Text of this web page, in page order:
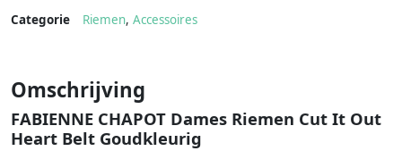
Categorie Riemen, Accessoires
Omschrijving
FABIENNE CHAPOT Dames Riemen Cut It Out
Heart Belt Goudkleurig